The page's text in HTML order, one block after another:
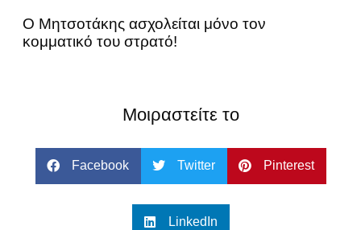
Ο Μητσοτάκης ασχολείται μόνο τον
κομματικό του στρατό!
Μοιραστείτε το
Facebook Twitter Pinterest
LinkedIn